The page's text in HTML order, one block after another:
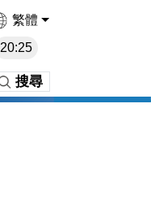
繁體
20:25
搜尋